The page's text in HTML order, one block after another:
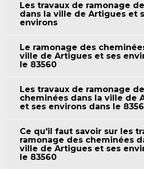
Les travaux de ramonage
dans la ville de Artigues et
environs
Le ramonage des
ville de Artigues et ses
le 83560
Les travaux de ramonage
cheminées dans la ville de
et ses environs dans le
Ce qu'il faut savoir sur les
ramonage des cheminées
ville de Artigues et ses
le 83560